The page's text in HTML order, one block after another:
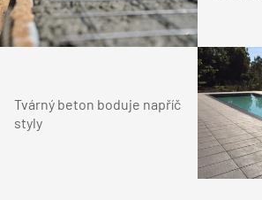
Tvárný beton boduje napříč
styly